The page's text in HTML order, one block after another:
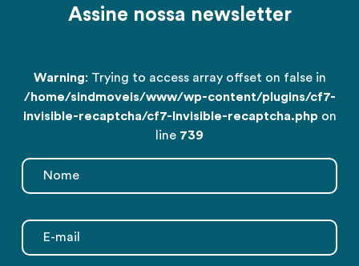
Assine nossa newsletter
Warning: Trying to access array offset on false in
/home/sindmoveis/www/wp-content/plugins/cf7-
invisible-recaptcha/cf7-Invisible-recaptcha.php on
line 739